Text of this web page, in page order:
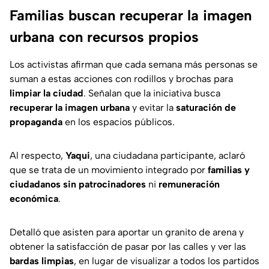
Familias buscan recuperar la imagen
urbana con recursos propios
Los activistas afirman que cada semana más personas se
suman a estas acciones con rodillos y brochas para
limpiar la ciudad. Señalan que la iniciativa busca
recuperar la imagen urbana y evitar la saturación de
propaganda en los espacios públicos.
Al respecto, Yaqui, una ciudadana participante, aclaró
que se trata de un movimiento integrado por familias y
ciudadanos sin patrocinadores ni remuneración
económica.
Detalló que asisten para aportar un granito de arena y
obtener la satisfacción de pasar por las calles y ver las
bardas limpias, en lugar de visualizar a todos los partidos